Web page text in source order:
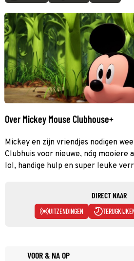
Over Mickey Mouse Clubhouse+
Mickey en zijn vriendjes nodigen
Clubhuis voor nieuwe, nóg mooiere
lol, handige hulp en super leuke
DIRECT NAAR
UITZENDINGEN
VOOR & NA OP